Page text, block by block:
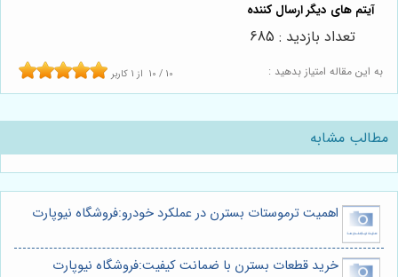
به این مقاله امتیاز بدهید : 10 / 10 از 1 کاربر
تعداد بازدید : 685
مطالب مشابه
اهمیت ترموستات بسترن در عملکرد خودرو:فروشگاه نیوپارت
خرید قطعات بسترن با ضمانت کیفیت:فروشگاه نیوپارت